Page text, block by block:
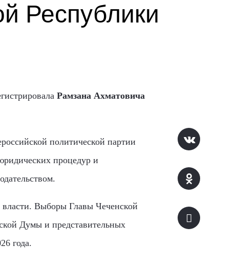
Республики
Рамзана Ахматовича
политической партии
процедур и
власти. Выборы Главы Чеченской
Думы и представительных
года.